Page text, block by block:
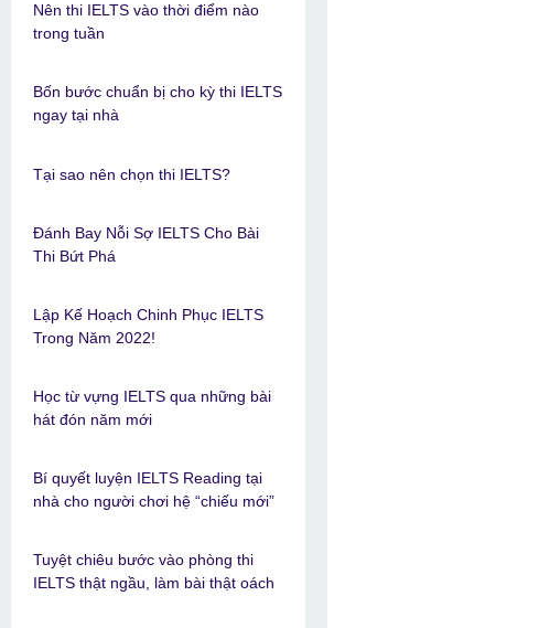
Nên thi IELTS vào thời điểm nào
trong tuần
Bốn bước chuẩn bị cho kỳ thi IELTS
ngay tại nhà
Tại sao nên chọn thi IELTS?
Đánh Bay Nỗi Sợ IELTS Cho Bài
Thi Bứt Phá
Lập Kế Hoạch Chinh Phục IELTS
Trong Năm 2022!
Học từ vựng IELTS qua những bài
hát đón năm mới
Bí quyết luyện IELTS Reading tại
nhà cho người chơi hệ “chiếu mới”
Tuyệt chiêu bước vào phòng thi
IELTS thật ngầu, làm bài thật oách